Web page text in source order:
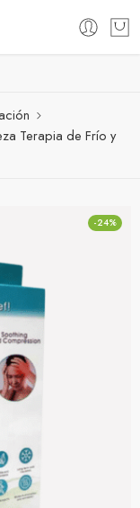
970
Terapia de Frío y
-24%